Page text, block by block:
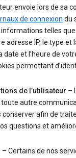
envoie lors de sa
de connexion du
telles
adresse IP, le type et
date et l’heure de
permettant
de l’utilisateur –
autre
conserver afin de
questions et
– Certains de nos